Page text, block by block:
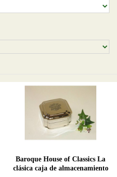
Baroque House of Classics La
clásica caja de almacenamiento